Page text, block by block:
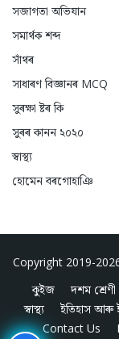
সজাগতা অভিযান
সমার্থক শব্দ
সাঁথৰ
সাধাৰণ বিজ্ঞানৰ MCQ
সুৰক্ষা ষ্টৰ কি
সুৰৰ কানন ২০২০
স্বাস্থ্য
হোমেন বৰগোহাঞি
Copyright 2019-
কুইজ
দশম শ্ৰেণী
স্বাস্থ্য
ইতিহাস আৰু
Contact Us